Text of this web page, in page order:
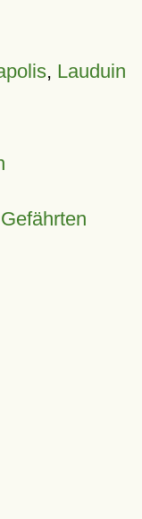
, Lauduin